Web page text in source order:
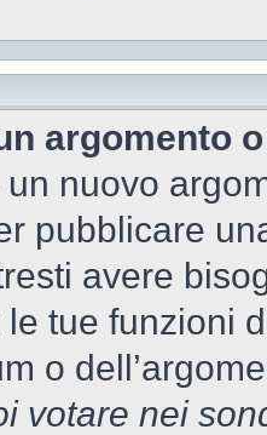
argomento
nuovo
pubblicare
avere
tue funzioni
o
votare nei